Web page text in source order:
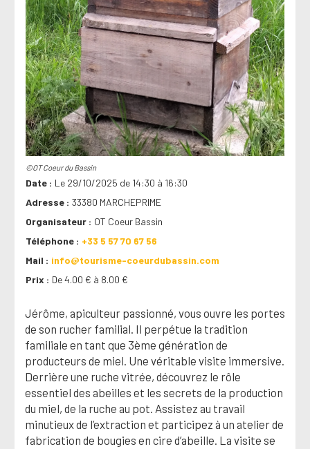
©OT Coeur du Bassin
Date
Le 29/10/2025 de 14:30 à 16:30
Adresse
33380 MARCHEPRIME
Organisateur
OT Coeur Bassin
Téléphone
+33 5 57 70 67 56
Mail
info@tourisme-coeurdubassin.com
Prix
De 4.00 € à 8.00 €
Jérôme, apiculteur passionné, vous ouvre les portes
de son rucher familial. Il perpétue la tradition
familiale en tant que 3ème génération de
producteurs de miel. Une véritable visite immersive.
Derrière une ruche vitrée, découvrez le rôle
essentiel des abeilles et les secrets de la production
du miel, de la ruche au pot. Assistez au travail
minutieux de l’extraction et participez à un atelier de
fabrication de bougies en cire d’abeille. La visite se